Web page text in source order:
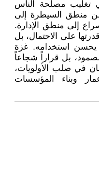
تغليب مصلحة الناس
من منطق السيطرة إلى
إلى منطق الإدارة.
على الاحتمال، بل
استخدامه. غزة
بل قراراً شجاعاً
في صلب الأولويات،
وبناء المؤسسات